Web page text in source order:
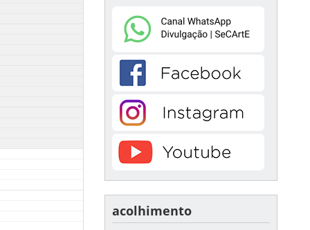
acolhimento